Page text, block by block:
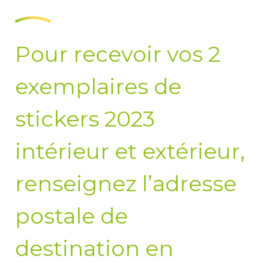
Pour recevoir vos 2
exemplaires de
stickers 2023
intérieur et extérieur,
renseignez l’adresse
postale de
destination en